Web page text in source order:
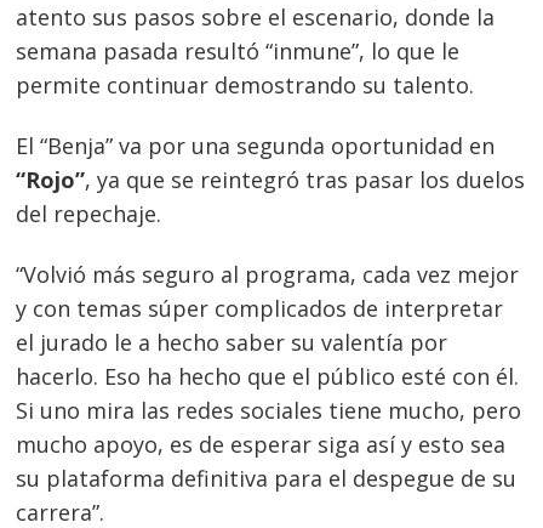
atento sus pasos sobre el escenario, donde la
semana pasada resultó “inmune”, lo que le
permite continuar demostrando su talento.
El “Benja” va por una segunda oportunidad en
“Rojo”, ya que se reintegró tras pasar los duelos
del repechaje.
“Volvió más seguro al programa, cada vez mejor
y con temas súper complicados de interpretar
el jurado le a hecho saber su valentía por
hacerlo. Eso ha hecho que el público esté con él.
Si uno mira las redes sociales tiene mucho, pero
mucho apoyo, es de esperar siga así y esto sea
su plataforma definitiva para el despegue de su
carrera”.